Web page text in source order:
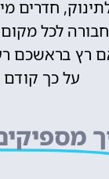
חדרים
לכל מקום
רץ בראשכם
על כך